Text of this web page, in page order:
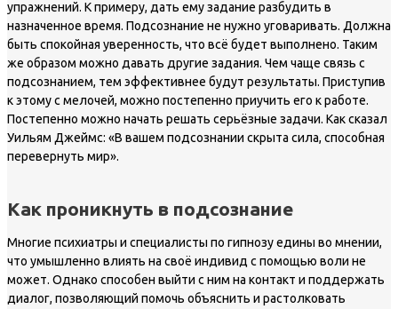
упражнений. К примеру, дать ему задание разбудить в
назначенное время. Подсознание не нужно уговаривать. Должна
быть спокойная уверенность, что всё будет выполнено. Таким
же образом можно давать другие задания. Чем чаще связь с
подсознанием, тем эффективнее будут результаты. Приступив
к этому с мелочей, можно постепенно приучить его к работе.
Постепенно можно начать решать серьёзные задачи. Как сказал
Уильям Джеймс: «В вашем подсознании скрыта сила, способная
перевернуть мир».
Как проникнуть в подсознание
Многие психиатры и специалисты по гипнозу едины во мнении,
что умышленно влиять на своё индивид с помощью воли не
может. Однако способен выйти с ним на контакт и поддержать
диалог, позволяющий помочь объяснить и растолковать